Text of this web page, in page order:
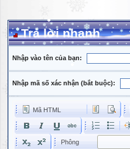
Trả lời nhanh
Nhập vào tên của bạn:
Nhập mã số xác nhận (bắt buộc):
Mã HTML
Phông Phông